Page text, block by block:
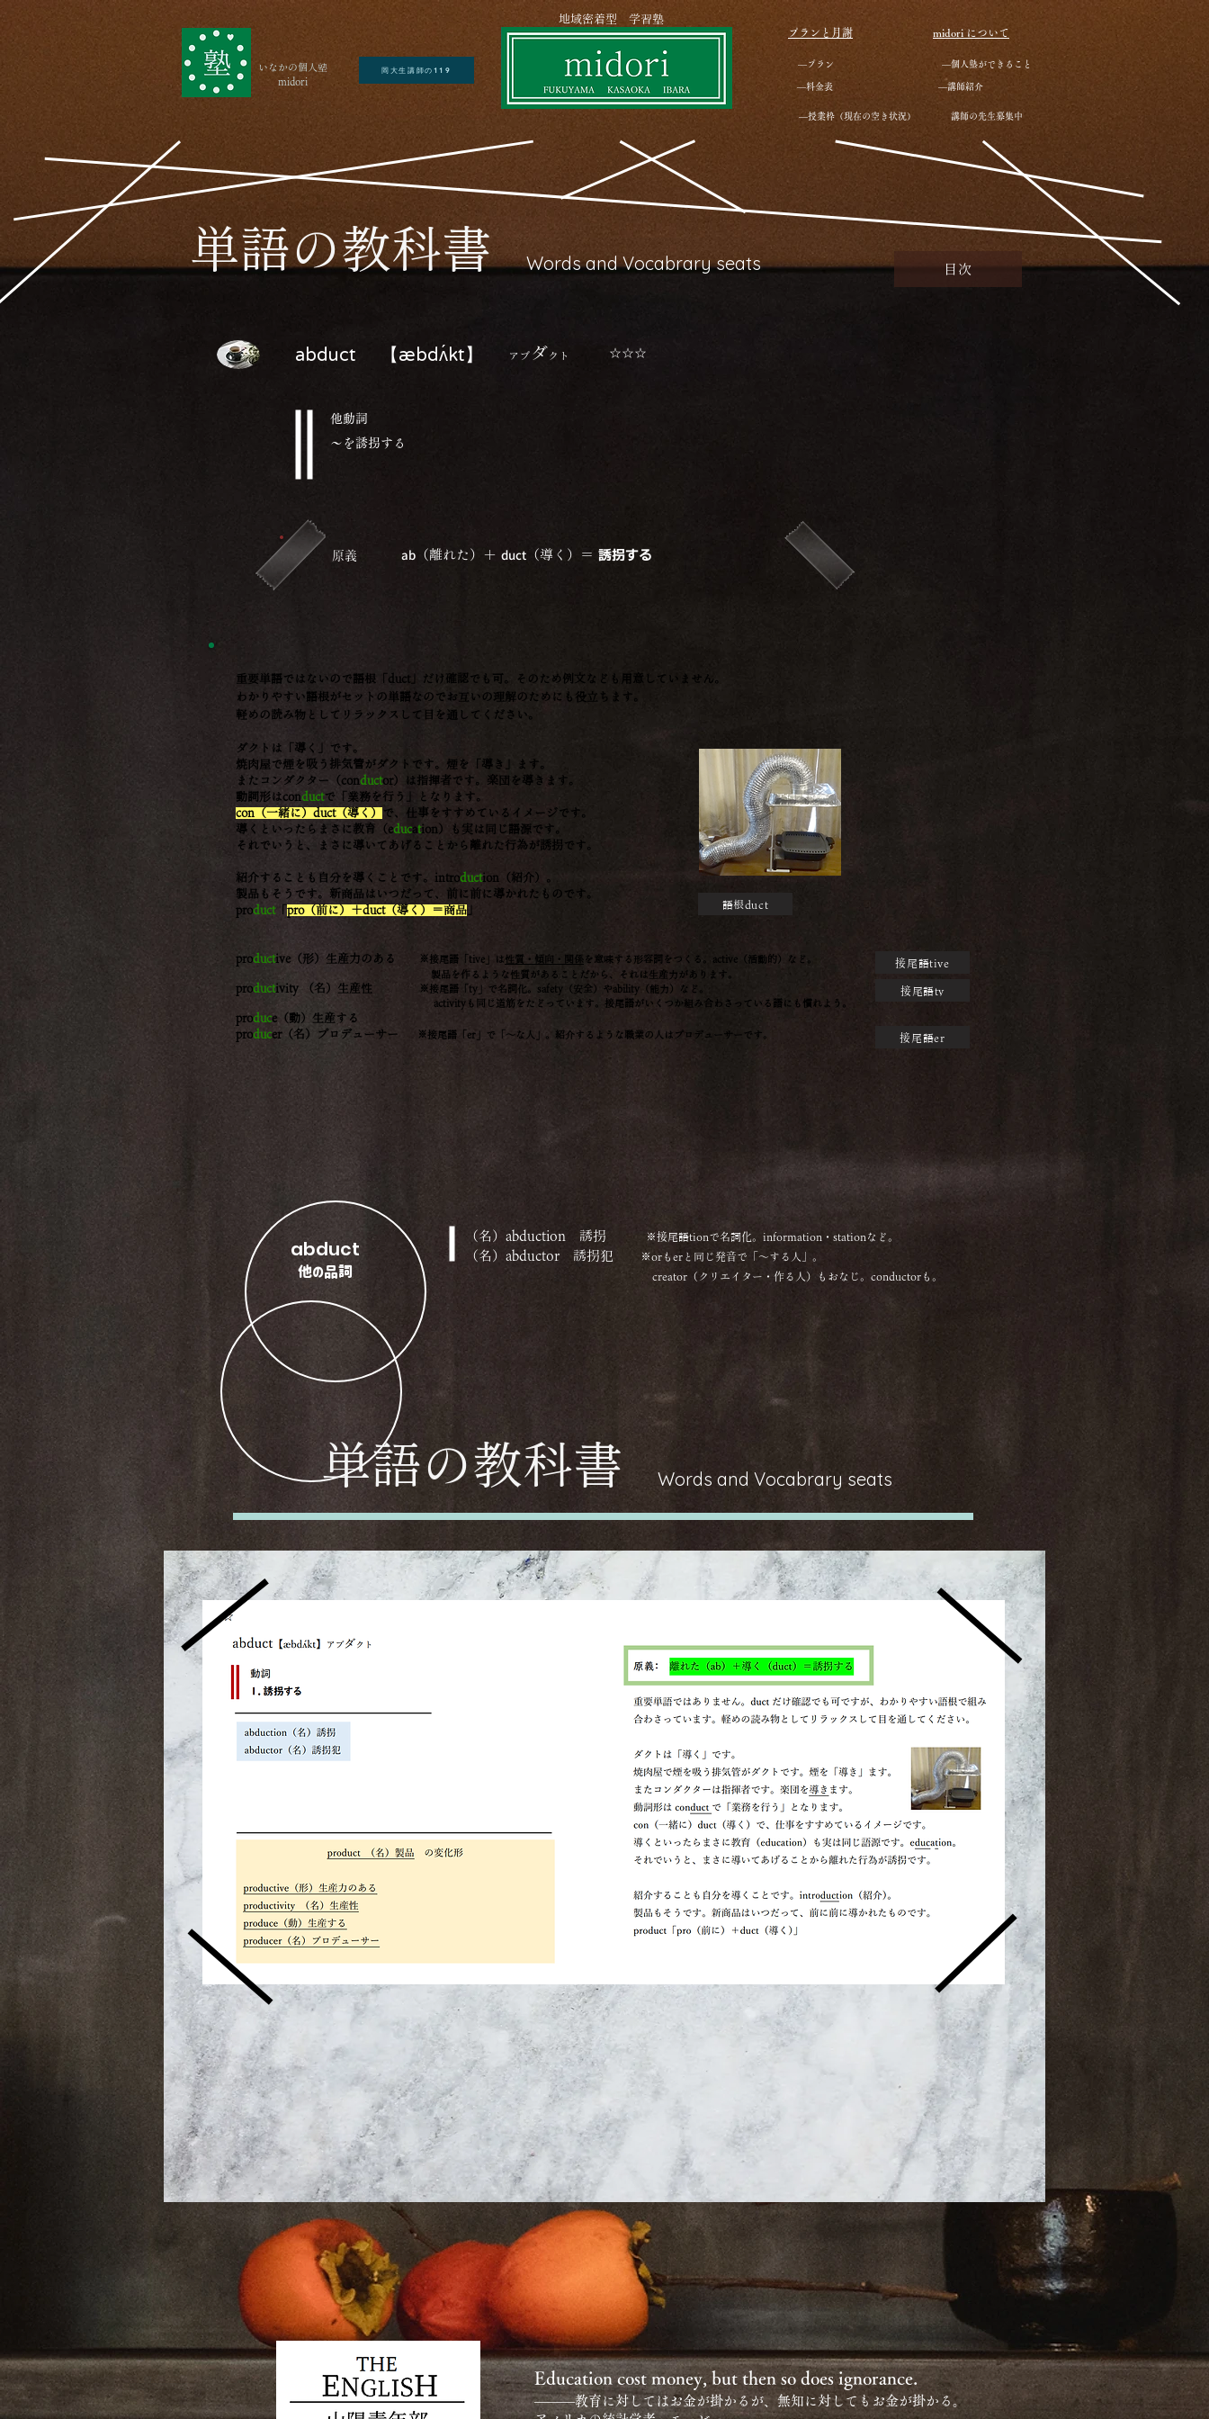
いなかの個人塾
midori
岡大生講師の119
​ 地域密着型 学習塾
プランと月謝
―プラン
―料金表
―授業枠（現在の空き状況）
midori について
―個人塾ができること
―講師紹介
講師の先生募集中
​単語の教科書 Words and Vocabrary seats
abduct 【æbdʌ́kt】 アブ ダクト ​☆☆☆
目次
​他動詞
～を誘拐する
​原義 ab （離れた）＋ duct （導く） ＝ 誘拐する
重要単語ではないので語根「duct」だけ確認でも可。そのため例文なども用意していません。
わかりやすい語根がセットの単語なのでお互いの理解のためにも役立ちます。
軽めの読み物としてリラックスして目を通してください。
ダクトは「導く」です。
焼肉屋で煙を吸う排気管がダクトです。煙を「導き」ます。
またコンダクター（conductor）は指揮者です。楽団を導きます。
動詞形はconductで「業務を行う」となります。
con（一緒に）duct（導く）
で、仕事をすすめているイメージです。
導くといったらまさに教育（education）も実は同じ語源です。
それでいうと、まさに導いてあげることから離れた行為が誘拐です。
紹介することも自分を導くことです。introduction（紹介）。
製品もそうです。新商品はいつだって、前に前に導かれたものです。
product「 pro（前に）＋duct（導く）＝商品
productive（形）生産力のある ※接尾語「tive」は性質・傾向・関係 を意味する形容詞をつくる。active（活動的）など。
製品を作るような性質があることだから、それは生産力があります。
productivity （名）生産性
※接尾語「ty」で名詞化。safety（安全）やability（能力）など。
activityも同じ道筋をたどっています。接尾語がいくつか組み合わさっている語にも慣れよう。
produce（動）生産する
producer（名）プロデューサー ※接尾語「er」で「～な人」。紹介するような職業の人はプロデューサーです。
接尾語tive
接尾語ty
接尾語er
語根duct
abduct
​他の品詞
（名） abduction 誘拐 ※接尾語tionで名詞化。information・stationなど。
（名） abductor 誘拐犯
※orもerと同じ発音で「～する人」。
creator（クリエイター・作る人）もおなじ。conductorも。
​単語の教科書 Words and Vocabrary seats
Education cost money, but then so does ignorance.
―――教育に対してはお金が掛かるが、無知に対してもお金が掛かる。